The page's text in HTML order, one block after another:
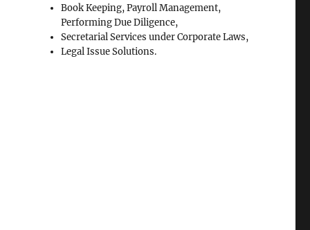
Book Keeping, Payroll Management,
Performing Due Diligence,
Secretarial Services under Corporate Laws,
Legal Issue Solutions.